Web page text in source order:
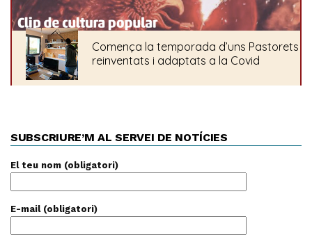
SUBSCRIURE’M AL SERVEI DE NOTÍCIES
El teu nom (obligatori)
E-mail (obligatori)